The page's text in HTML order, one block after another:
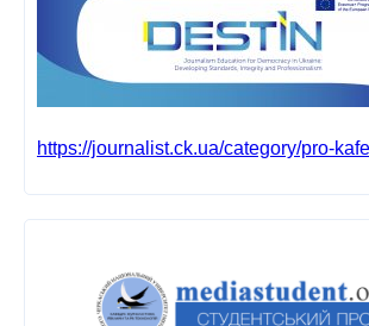
https://journalist.ck.ua/category/pro-